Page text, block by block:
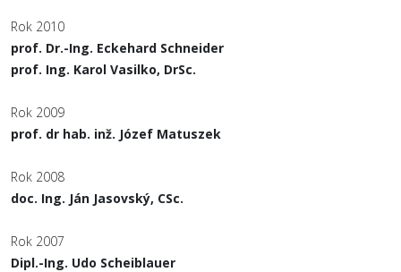
Rok 2010
prof. Dr.-Ing. Eckehard Schneider
prof. Ing. Karol Vasilko, DrSc.
Rok 2009
prof. dr hab. inž. Józef Matuszek
Rok 2008
doc. Ing. Ján Jasovský, CSc.
Rok 2007
Dipl.-Ing. Udo Scheiblauer